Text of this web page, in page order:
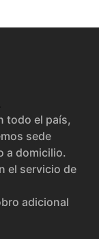
todo el país,
sede
a domicilio.
el servicio de
adicional